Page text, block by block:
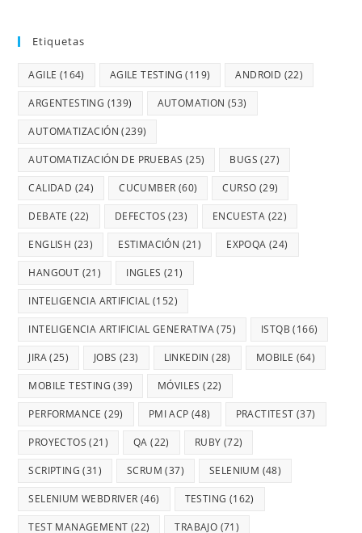
Etiquetas
AGILE (164) AGILE TESTING (119) ANDROID (22)
ARGENTESTING (139) AUTOMATION (53)
AUTOMATIZACIÓN (239)
AUTOMATIZACIÓN DE PRUEBAS (25) BUGS (27)
CALIDAD (24) CUCUMBER (60) CURSO (29)
DEBATE (22) DEFECTOS (23) ENCUESTA (22)
ENGLISH (23) ESTIMACIÓN (21) EXPOQA (24)
HANGOUT (21) INGLES (21)
INTELIGENCIA ARTIFICIAL (152)
INTELIGENCIA ARTIFICIAL GENERATIVA(75) ISTQB (166)
JIRA(25) JOBS (23) LINKEDIN (28) MOBILE (64)
MOBILE TESTING (39) MÓVILES (22)
PERFORMANCE (29) PMI ACP (48) PRACTITEST (37)
PROYECTOS (21) QA (22) RUBY (72)
SCRIPTING (31) SCRUM (37) SELENIUM (48)
SELENIUM WEBDRIVER (46) TESTING (162)
TEST MANAGEMENT (22) TRABAJO (71)